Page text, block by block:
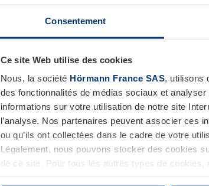
Consentement
Ce site Web utilise des cookies
Nous, la société Hörmann France SAS, utilisons
des fonctionnalités de médias sociaux et
informations sur votre utilisation de notre site
l’analyse. Nos partenaires peuvent associer ces
ou qu’ils ont collectées dans le cadre de votre
Légalement, nous pouvons stocker des cookies
de ce site. Pour tous les autres types de